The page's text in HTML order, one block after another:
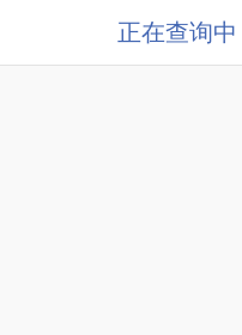
正在查询中